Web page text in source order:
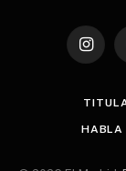
HABLA